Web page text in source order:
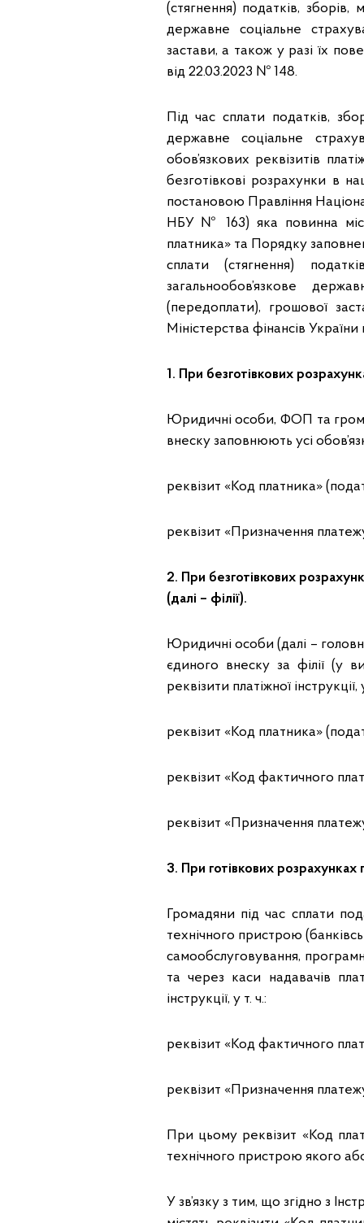
(стягнення) податків, зборів,
державне соціальне
застави, а також у разі їх
від 22.03.2023 № 148.
Під час сплати податків,
державне соціальне
обов’язкових реквізитів
безготівкові розрахунки в
постановою Правління
НБУ № 163) яка повинна
платника» та Порядку
сплати (стягнення)
загальнообов’язкове
(передоплати), грошової
Міністерства фінансів
1. При безготівкових
Юридичні особи, ФОП та
внеску заповнюють усі
реквізит «Код платника»
реквізит «Призначення
2. При безготівкових
(далі – філії).
Юридичні особи (далі –
єдиного внеску за філії (у
реквізити платіжної інструкції,
реквізит «Код платника»
реквізит «Код фактичного
реквізит «Призначення
3. При готівкових
Громадяни під час сплати
технічного пристрою
самообслуговування,
та через каси надавачів
інструкції, у т. ч.:
реквізит «Код фактичного
реквізит «Призначення
При цьому реквізит «Код
технічного пристрою якого
У зв’язку з тим, що згідно з